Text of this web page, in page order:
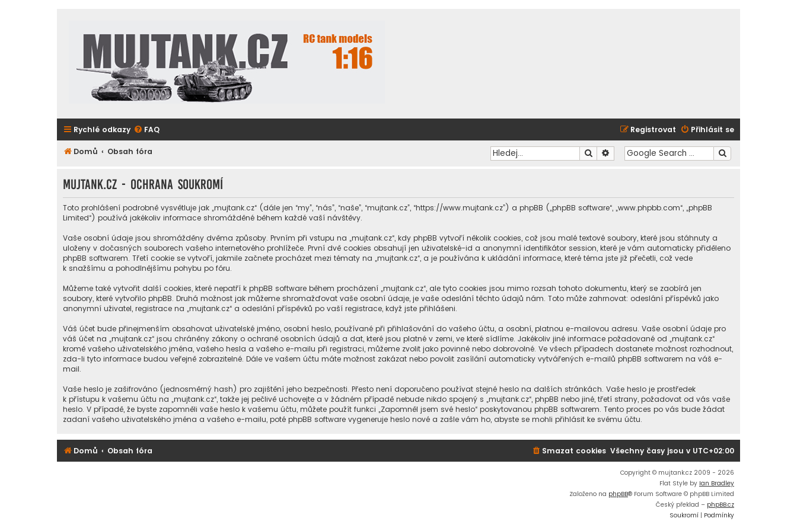
Rychlé odkazy FAQ Přihlásit se
Registrovat
Domů Obsah fóra Hledat Pokročilé hledání
mujtank.cz - Ochrana soukromí
Toto prohlášení podrobně vysvětluje jak „mujtank.cz“ (dále jen “my”, “nás”, “naše”, “mujtank.cz”, “https://www.mujtank.cz”) a phpBB („phpBB software“, „www.phpbb.com“, „phpBB
Limited“) používá jakékoliv informace shromážděné během každé vaší návštěvy.
Vaše osobní údaje jsou shromážděny dvěma způsoby. Prvním při vstupu na „mujtank.cz“, kdy phpBB vytvoří několik cookies, což jsou malé textové soubory, které jsou stáhnuty a
uloženy v dočasných souborech vašeho internetového prohlížeče. První dvě cookies obsahují jen uživatelské-id a anonymní identifikátor session, které je vám automaticky přiděleno
phpBB softwarem. Třetí cookie se vytvoří, jakmile začnete procházet mezi tématy na „mujtank.cz“, a je používána k ukládání informace, které téma jste již přečetli, což vede
k snažšímu a pohodlnějšímu pohybu po fóru.
Můžeme také vytvořit další cookies, které nepatří k phpBB software během procházení „mujtank.cz“, ale tyto cookies jsou mimo rozsah tohoto dokumentu, který se zaobírá jen
soubory, které vytvořilo phpBB. Druhá možnost jak můžeme shromažďovat vaše osobní údaje, je vaše odeslání těchto údajů nám. Toto může zahrnovat: odeslání příspěvků jako
anonymní uživatel, registrace na „mujtank.cz“ a odeslání příspěvků po vaší registrace, když jste přihlášeni.
Váš účet bude přinejmenším obsahovat uživatelské jméno, osobní heslo, používané při přihlašování do vašeho účtu, a osobní, platnou e-mailovou adresu. Vaše osobní údaje pro
váš účet na „mujtank.cz“ jsou chráněny zákony o ochraně osobních údajů a dat, které jsou platné v zemi, ve které sídlíme. Jakékoliv jiné informace požadované od „mujtank.cz“
kromě vašeho uživatelského jména, vašeho hesla a vašeho e-mailu při registraci, můžeme zvolit jako povinné nebo dobrovolné. Ve všech případech dostanete možnost rozhodnout,
zda-li tyto informace budou veřejně zobrazitelné. Dále ve vašem účtu máte možnost zakázat nebo povolit zasílání automaticky vytvářených e-mailů phpBB softwarem na váš e-
mail.
Vaše heslo je zašifrováno (jednosměrný hash) pro zajištění jeho bezpečnosti. Přesto není doporučeno používat stejné heslo na dalších stránkách. Vaše heslo je prostředek
k přístupu k vašemu účtu na „mujtank.cz“, takže jej pečlivě uchovejte a v žádném případě nebude nikdo spojený s „mujtank.cz“, phpBB nebo jiné, třetí strany, požadovat od vás vaše
heslo. V případě, že byste zapomněli vaše heslo k vašemu účtu, můžete použít funkci „Zapomněl jsem své heslo“ poskytovanou phpBB softwarem. Tento proces po vás bude žádat
zadaní vašeho uživatelského jména a vašeho e-mailu, poté phpBB software vygeneruje heslo nové a zašle vám ho, abyste se mohli přihlásit ke svému účtu.
Domů Obsah fóra Všechny časy jsou v UTC+02:00
Smazat cookies
Copyright © mujtank.cz 2009 - 2026
Flat Style by Ian Bradley
Založeno na phpBB® Forum Software © phpBB Limited
Český překlad – phpBB.cz
Soukromí | Podmínky